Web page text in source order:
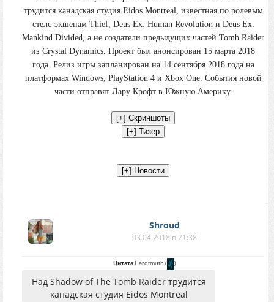
трудится канадская студия Eidos Montreal, известная по ролевым
стелс-экшенам Thief, Deus Ex: Human Revolution и Deus Ex:
Mankind Divided, а не создатели предыдущих частей Tomb Raider
из Crystal Dynamics. Проект был анонсирован 15 марта 2018
года. Релиз игры запланирован на 14 сентября 2018 года на
платформах Windows, PlayStation 4 и Xbox One. События новой
части отправят Лару Крофт в Южную Америку.
Shroud
03.04.2018 в 21:38
ЦитатаHardtmuth ( )
Над Shadow of The Tomb Raider трудится
канадская студия Eidos Montreal